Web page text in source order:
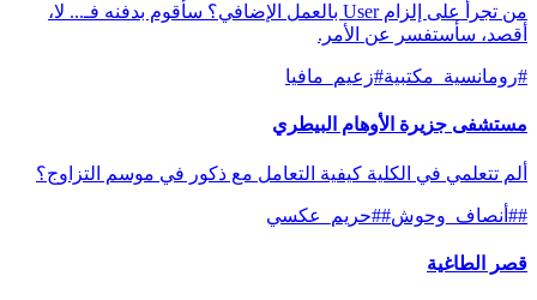
من تجرأ على إلزام User بالعمل الإضافي؟ سأقوم بدفنه فـ... لا،
أقصد، سأستفسر عن الأمر.
#رومانسية_مكتبية#زعيم_مافيا
مستشفى جزيرة الأوهام البيطري
ألم تتعلمي في الكلية كيفية التعامل مع ذكور في موسم التزاوج؟
##أنصاف_وحوش##حريم_عكسي
قصر الطاغية